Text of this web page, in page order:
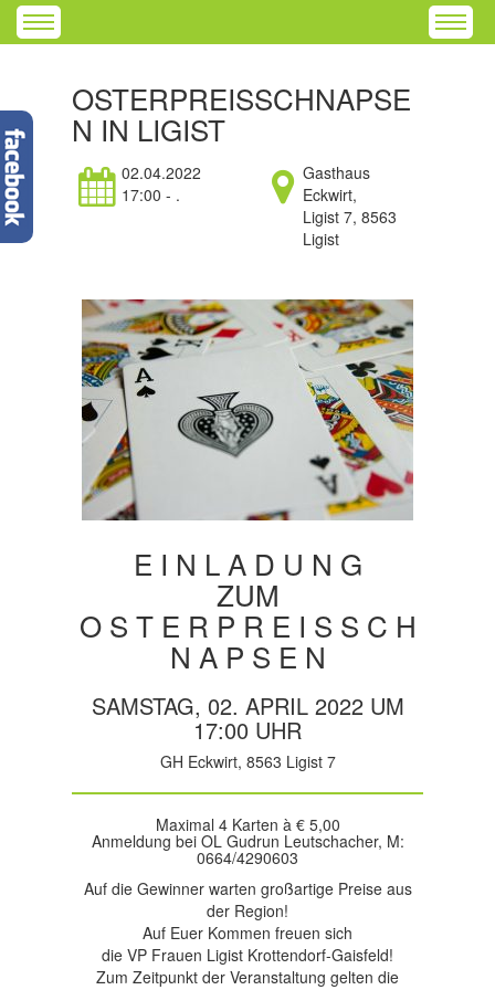
OSTERPREISSCHNAPSE
N IN LIGIST
02.04.2022
17:00 - .
Gasthaus
Eckwirt,
Ligist 7, 8563
Ligist
E I N L A D U N G
ZUM
O S T E R P R E I S S C H
N A P S E N
SAMSTAG, 02. APRIL 2022 UM
17:00 UHR
GH Eckwirt, 8563 Ligist 7
Maximal 4 Karten à € 5,00
Anmeldung bei OL Gudrun Leutschacher, M:
0664/4290603
Auf die Gewinner warten großartige Preise aus
der Region!
Auf Euer Kommen freuen sich
die VP Frauen Ligist Krottendorf-Gaisfeld!
Zum Zeitpunkt der Veranstaltung gelten die